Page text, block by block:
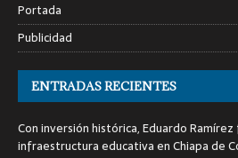
Portada
Publicidad
ENTRADAS RECIENTES
Con inversión histórica, Eduardo
infraestructura educativa en Chiapa de